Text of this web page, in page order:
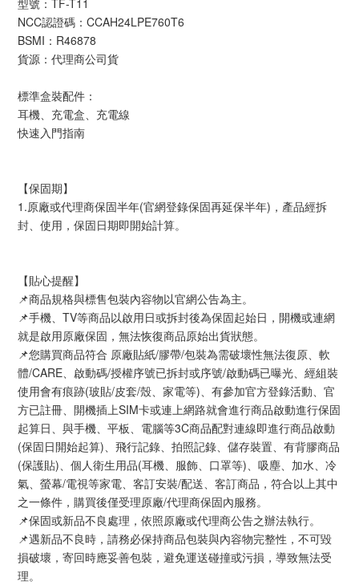
型號：TF-T11
NCC認證碼：CCAH24LPE760T6
BSMI：R46878
貨源：代理商公司貨
標準盒裝配件：
耳機、充電盒、充電線
快速入門指南
【保固期】
1.原廠或代理商保固半年(官網登錄保固再延保半年)，產品經拆
封、使用，保固日期即開始計算。
【貼心提醒】
📌商品規格與標售包裝內容物以官網公告為主。
📌手機、TV等商品以啟用日或拆封後為保固起始日，開機或連網
就是啟用原廠保固，無法恢復商品原始出貨狀態。
📌您購買商品符合 原廠貼紙/膠帶/包裝為需破壞性無法復原、軟
體/CARE、啟動碼/授權序號已拆封或序號/啟動碼已曝光、經組裝
使用會有痕跡(玻貼/皮套/殼、家電等)、有參加官方登錄活動、官
方已註冊、開機插上SIM卡或連上網路就會進行商品啟動進行保固
起算日、與手機、平板、電腦等3C商品配對連線即進行商品啟動
(保固日開始起算)、飛行記錄、拍照記錄、儲存裝置、有背膠商品
(保護貼)、個人衛生用品(耳機、服飾、口罩等)、吸塵、加水、冷
氣、螢幕/電視等家電、客訂安裝/配送、客訂商品，符合以上其中
之一條件，購買後僅受理原廠/代理商保固內服務。
📌保固或新品不良處理，依照原廠或代理商公告之辦法執行。
📌遇新品不良時，請務必保持商品包裝與內容物完整性，不可毀
損破壞，寄回時應妥善包裝，避免運送碰撞或污損，導致無法受
理。